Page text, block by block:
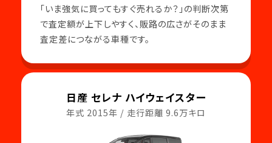
「いま強気に買ってもすぐ売れるか？」の判断次第
で査定額が上下しやすく、販路の広さがそのまま
査定差につながる車種です。
日産 セレナ ハイウェイスター
年式 2015年 / 走行距離 9.6万キロ